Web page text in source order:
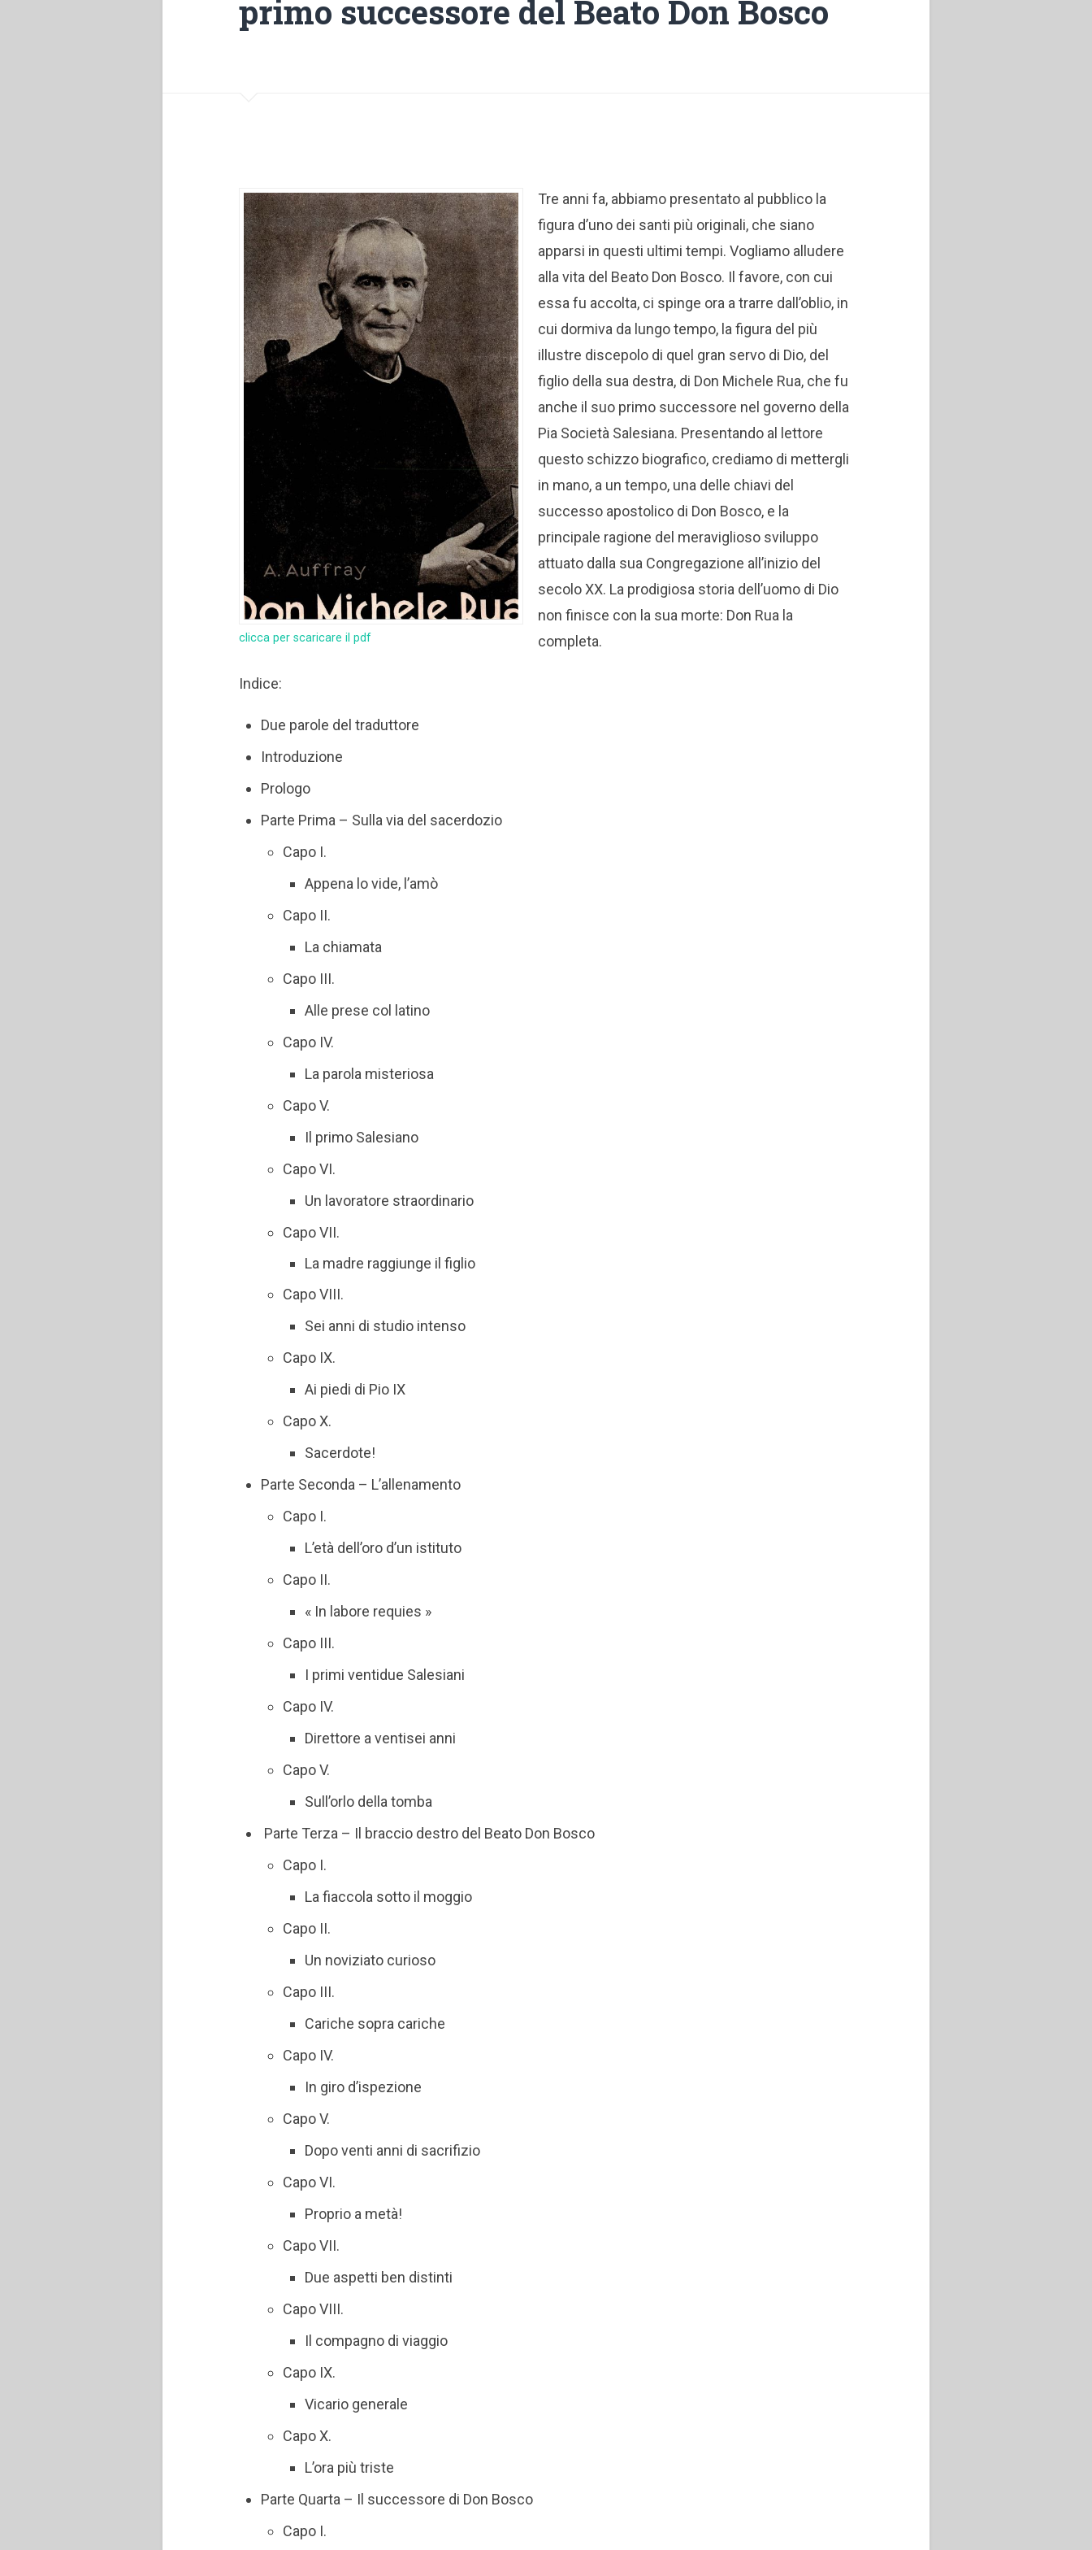
primo successore del Beato Don Bosco
clicca per scaricare il pdf
Tre anni fa, abbiamo presentato al pubblico la
figura d’uno dei santi più originali, che siano
apparsi in questi ultimi tempi. Vogliamo alludere
alla vita del Beato Don Bosco. Il favore, con cui
essa fu accolta, ci spinge ora a trarre dall’oblio, in
cui dormiva da lungo tempo, la figura del più
illustre discepolo di quel gran servo di Dio, del
figlio della sua destra, di Don Michele Rua, che fu
anche il suo primo successore nel governo della
Pia Società Salesiana. Presentando al lettore
questo schizzo biografico, crediamo di mettergli
in mano, a un tempo, una delle chiavi del
successo apostolico di Don Bosco, e la
principale ragione del meraviglioso sviluppo
attuato dalla sua Congregazione all’inizio del
secolo XX. La prodigiosa storia dell’uomo di Dio
non finisce con la sua morte: Don Rua la
completa.
Indice:
Due parole del traduttore
Introduzione
Prologo
Parte Prima – Sulla via del sacerdozio
Capo I.
Appena lo vide, l’amò
Capo II.
La chiamata
Capo III.
Alle prese col latino
Capo IV.
La parola misteriosa
Capo V.
Il primo Salesiano
Capo VI.
Un lavoratore straordinario
Capo VII.
La madre raggiunge il figlio
Capo VIII.
Sei anni di studio intenso
Capo IX.
Ai piedi di Pio IX
Capo X.
Sacerdote!
Parte Seconda – L’allenamento
Capo I.
L’età dell’oro d’un istituto
Capo II.
« In labore requies »
Capo III.
I primi ventidue Salesiani
Capo IV.
Direttore a ventisei anni
Capo V.
Sull’orlo della tomba
Parte Terza – Il braccio destro del Beato Don Bosco
Capo I.
La fiaccola sotto il moggio
Capo II.
Un noviziato curioso
Capo III.
Cariche sopra cariche
Capo IV.
In giro d’ispezione
Capo V.
Dopo venti anni di sacrifizio
Capo VI.
Proprio a metà!
Capo VII.
Due aspetti ben distinti
Capo VIII.
Il compagno di viaggio
Capo IX.
Vicario generale
Capo X.
L’ora più triste
Parte Quarta – Il successore di Don Bosco
Capo I.